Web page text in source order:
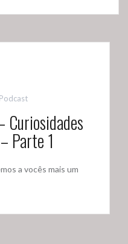
Podcast
Curiosidades
Parte 1
a vocês mais um